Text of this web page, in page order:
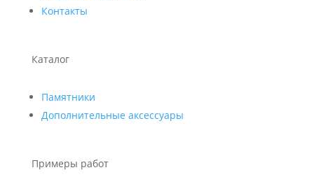
Контакты
Каталог
Памятники
Дополнительные аксессуары
Примеры работ